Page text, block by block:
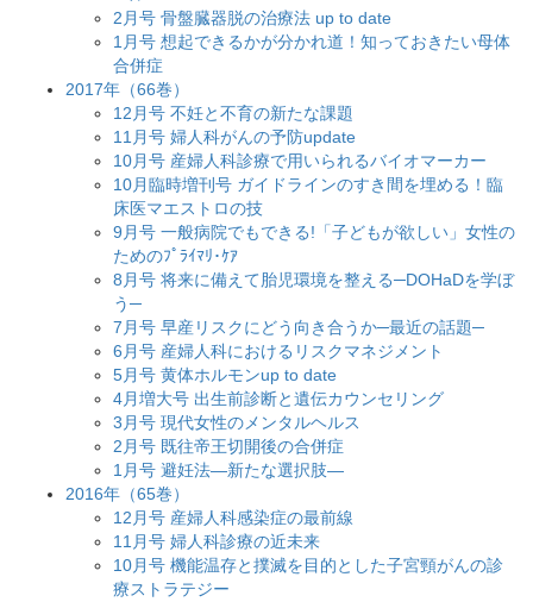
2月号 骨盤臓器脱の治療法 up to date
1月号 想起できるかが分かれ道！知っておきたい母体
合併症
2017年（66巻）
12月号 不妊と不育の新たな課題
11月号 婦人科がんの予防update
10月号 産婦人科診療で用いられるバイオマーカー
10月臨時増刊号 ガイドラインのすき間を埋める！臨
床医マエストロの技
9月号 一般病院でもできる!「子どもが欲しい」女性の
ためのﾌﾟﾗｲﾏﾘ･ｹｱ
8月号 将来に備えて胎児環境を整える─DOHaDを学ぼ
う─
7月号 早産リスクにどう向き合うか─最近の話題─
6月号 産婦人科におけるリスクマネジメント
5月号 黄体ホルモンup to date
4月増大号 出生前診断と遺伝カウンセリング
3月号 現代女性のメンタルヘルス
2月号 既往帝王切開後の合併症
1月号 避妊法―新たな選択肢―
2016年（65巻）
12月号 産婦人科感染症の最前線
11月号 婦人科診療の近未来
10月号 機能温存と撲滅を目的とした子宮頸がんの診
療ストラテジー